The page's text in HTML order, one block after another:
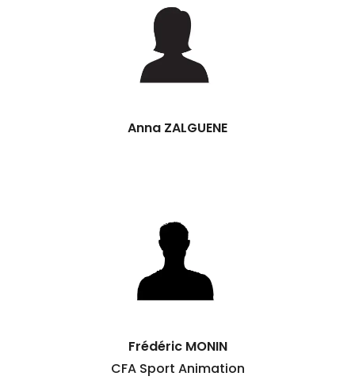
Anna ZALGUENE
Frédéric MONIN
CFA Sport Animation